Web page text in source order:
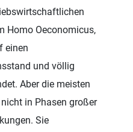
Homo Oeconomicus,
einen
und völlig
Aber die meisten
in Phasen großer
Sie